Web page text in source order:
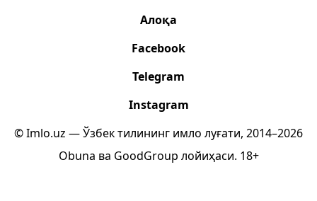
Алоқа
Facebook
Telegram
Instagram
© Imlo.uz — Ўзбек тилининг имло луғати, 2014–2026
Obuna ва GoodGroup лойиҳаси. 18+